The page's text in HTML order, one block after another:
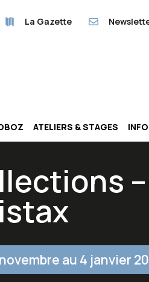
La Gazette
ATELIERS & STAGES
au 4 janvier